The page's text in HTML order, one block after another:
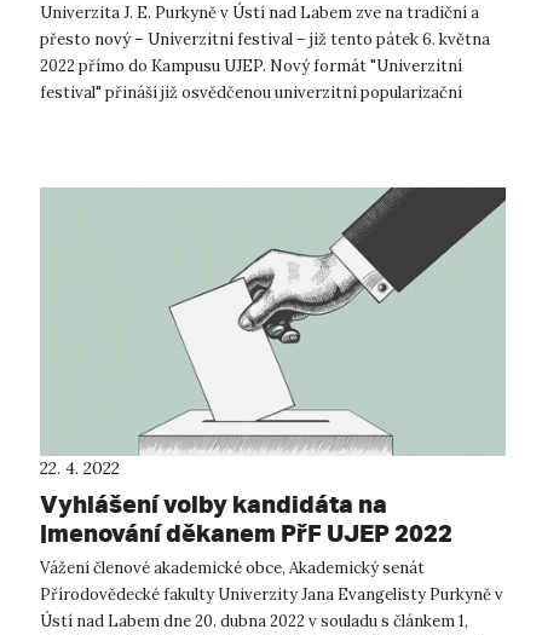
Univerzita J. E. Purkyně v Ústí nad Labem zve na tradiční a
přesto nový – Univerzitní festival – již tento pátek 6. května
2022 přímo do Kampusu UJEP. Nový formát "Univerzitní
festival" přináší již osvědčenou univerzitní popularizační
22. 4. 2022
Vyhlášení volby kandidáta na
jmenování děkanem PřF UJEP 2022
Vážení členové akademické obce, Akademický senát
Přírodovědecké fakulty Univerzity Jana Evangelisty Purkyně v
Ústí nad Labem dne 20. dubna 2022 v souladu s článkem 1,